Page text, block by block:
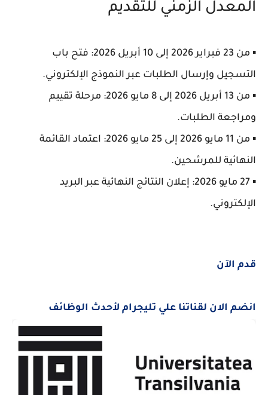
المعدل الزمني للتقديم
▪️ من 23 فبراير 2026 إلى 10 أبريل 2026: فتح باب
التسجيل وإرسال الطلبات عبر النموذج الإلكتروني.
▪️ من 13 أبريل 2026 إلى 8 مايو 2026: مرحلة تقييم
ومراجعة الطلبات.
▪️ من 11 مايو 2026 إلى 25 مايو 2026: اعتماد القائمة
النهائية للمرشحين.
▪️ 27 مايو 2026: إعلان النتائج النهائية عبر البريد
الإلكتروني.
قدم الآن
انضم الان لقناتنا علي تليجرام لأحدث الوظائف